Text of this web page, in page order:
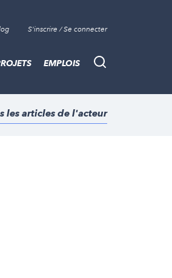
S'inscrire / Se connecter
Recherche
EMPLOIS
les articles de l'acteur